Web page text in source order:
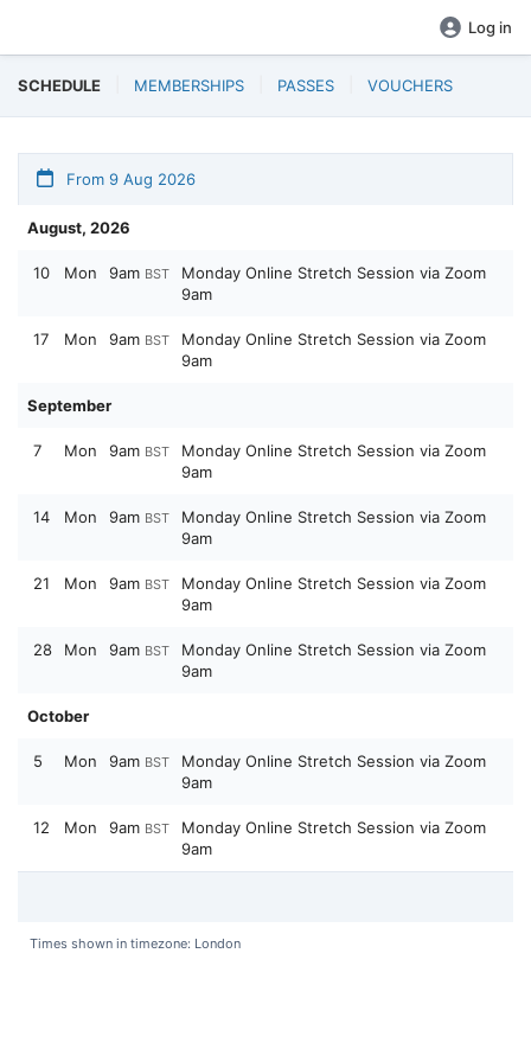
Log in
SCHEDULE MEMBERSHIPS PASSES VOUCHERS
From 9 Aug 2026
August, 2026
10 Mon 9am BST
Monday Online Stretch Session via Zoom
9am
17 Mon 9am BST
Monday Online Stretch Session via Zoom
9am
September
7 Mon 9am BST
Monday Online Stretch Session via Zoom
9am
14 Mon 9am BST
Monday Online Stretch Session via Zoom
9am
21 Mon 9am BST
Monday Online Stretch Session via Zoom
9am
28 Mon 9am BST
Monday Online Stretch Session via Zoom
9am
October
5 Mon 9am BST
Monday Online Stretch Session via Zoom
9am
12 Mon 9am BST
Monday Online Stretch Session via Zoom
9am
Times shown in timezone: London